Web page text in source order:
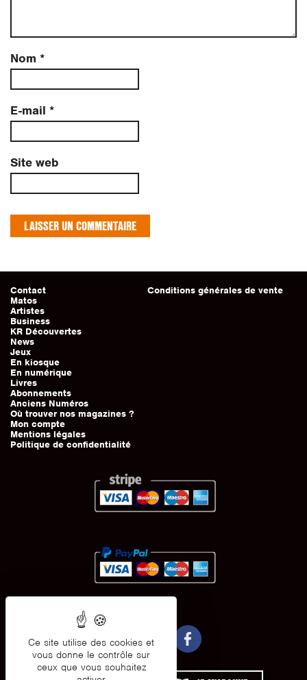
Nom *
E-mail *
Site web
Contact
Matos
Artistes
Business
KR Découvertes
News
Jeux
En kiosque
En numérique
Livres
Abonnements
Anciens Numéros
Où trouver nos magazines ?
Mon compte
Mentions légales
Politique de confidentialité
Conditions générales de vente
Ce site utilise des cookies et
vous donne le contrôle sur
ceux que vous souhaitez